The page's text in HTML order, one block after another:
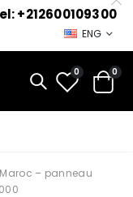
+212600109300
ENG
0 0
– panneau